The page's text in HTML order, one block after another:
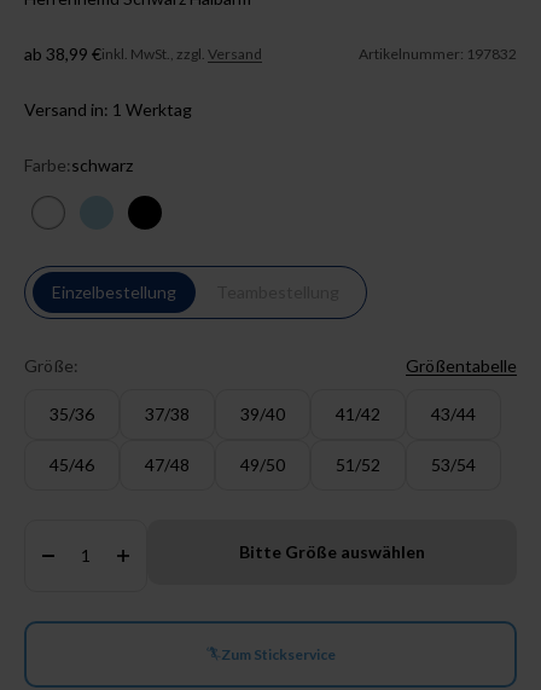
Angebot
ab 38,99 €inkl. MwSt., zzgl. Versand Artikelnummer: 197832
Versand in: 1 Werktag
Farbe:schwarz
weiß eisblauschwarz
Einzelbestellung
Größe: Größentabelle
35/36 37/38 39/40 41/42 43/44
45/46 47/48 49/50 51/52 53/54
Bitte Größe auswählen
Zum Stickservice